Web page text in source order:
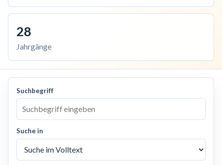
28
Jahrgänge
Suchbegriff
Suche in